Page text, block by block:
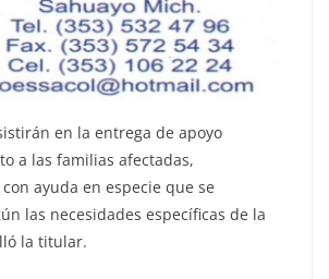
en la entrega de apoyo
a las familias afectadas,
ayuda en especie que se
las necesidades específicas de la
la titular.